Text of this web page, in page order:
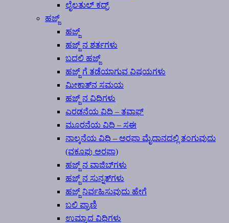
ಲೈಲತುಲ್ ಕದ್ರ್
ಹಜ್ಜ್
ಹಜ್ಜ್
ಹಜ್ಜ್ ನ ಶರ್ತಗಳು
ಬದಲಿ ಹಜ್ಜ್
ಹಜ್ಜ್ ಗೆ ತಡೆಯಾಗುವ ವಿಷಯಗಳು
ಮೀಕಾತ್‍ನ ಸಮಯ
ಹಜ್ಜ್ ನ ವಿಧಿಗಳು
ಎರಡನೆಯ ವಿಧಿ – ತವಾಫ್
ಮೂರನೆಯ ವಿಧಿ – ಸಈ
ನಾಲ್ಕನೆಯ ವಿಧಿ – ಅರಫಾ ಮೈದಾನದಲ್ಲಿ ತಂಗುವುದು
(ವಕೂಫು ಅರಫಾ)
ಹಜ್ಜ್ ನ ವಾಜಿಬ್‍ಗಳು
ಹಜ್ಜ್ ನ ಸುನ್ನತ್‍ಗಳು
ಹಜ್ಜ್ ನಿರ್ವಹಿಸುವುದು ಹೇಗೆ
ಬಲಿ ಪ್ರಾಣಿ
ಉಮ್ರಾದ ವಿಧಿಗಳು